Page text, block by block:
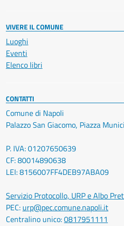
VIVERE IL COMUNE
Luoghi
Eventi
Elenco libri
CONTATTI
Comune di Napoli
Palazzo San Giacomo, Piazza
P. IVA: 01207650639
CF: 80014890638
LEI: 8156007FF4DEB97ABA09
Servizio Protocollo, URP e Albo
PEC: urp@pec.comune.napoli.it
Centralino unico:0817951111